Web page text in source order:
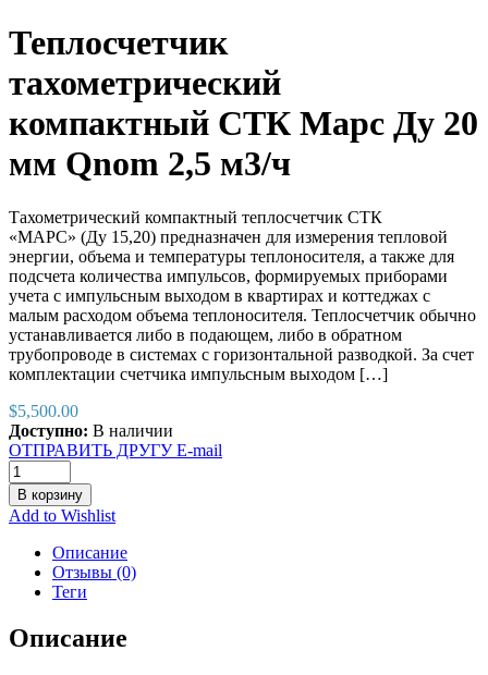
Теплосчетчик
тахометрический
компактный СТК Марс Ду 20
мм Qnom 2,5 м3/ч
Тахометрический компактный теплосчетчик СТК
«МАРС» (Ду 15,20) предназначен для измерения тепловой
энергии, объема и температуры теплоносителя, а также для
подсчета количества импульсов, формируемых приборами
учета с импульсным выходом в квартирах и коттеджах с
малым расходом объема теплоносителя. Теплосчетчик обычно
устанавливается либо в подающем, либо в обратном
трубопроводе в системах с горизонтальной разводкой. За счет
комплектации счетчика импульсным выходом […]
$5,500.00
Доступно: В наличии
ОТПРАВИТЬ ДРУГУ E-mail
В корзину
Add to Wishlist
Описание
Отзывы (0)
Теги
Описание